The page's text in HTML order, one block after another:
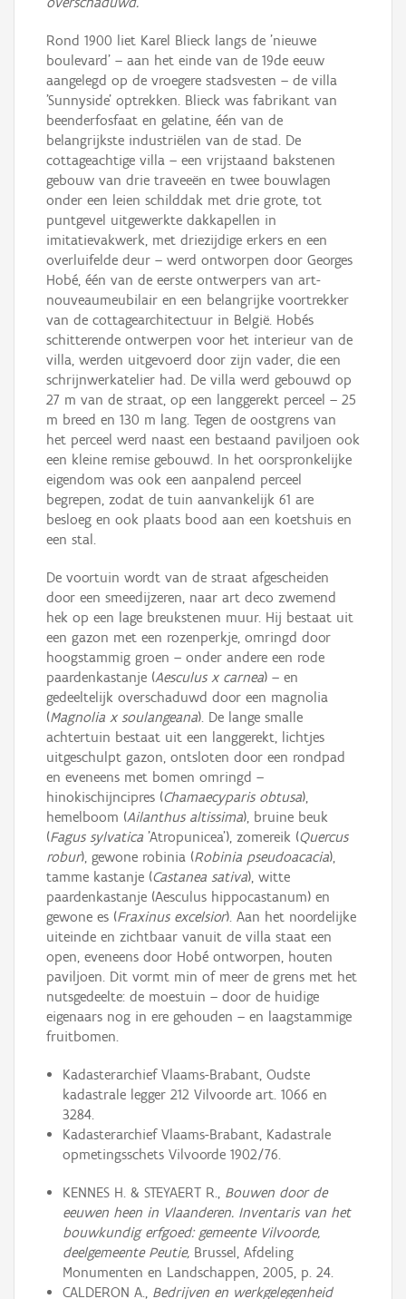
Rond 1900 liet Karel Blieck langs de 'nieuwe
boulevard' – aan het einde van de 19de eeuw
aangelegd op de vroegere stadsvesten – de villa
'Sunnyside' optrekken. Blieck was fabrikant van
beenderfosfaat en gelatine, één van de
belangrijkste in­dustriëlen van de stad. De
cottageachtige villa – een vrijstaand bakstenen
gebouw van drie traveeën en twee bouwlagen
onder een leien schilddak met drie grote, tot
puntgevel uitgewerkte dakkapellen in
imitatievakwerk, met driezijdige erkers en een
overluifelde deur – werd ontworpen door Georges
Hobé, één van de eerste ontwerpers van art-
nouveaumeubilair en een belangrijke voortrekker
van de cottagearchitectuur in België. Hobés
schitterende ontwerpen voor het interieur van de
villa, werden uitgevoerd door zijn vader, die een
schrijnwerkatelier had. De villa werd gebouwd op
27 m van de straat, op een langgerekt perceel – 25
m breed en 130 m lang. Tegen de oostgrens van
het perceel werd naast een bestaand paviljoen ook
een kleine remise gebouwd. In het oorspronkelijke
eigendom was ook een aanpalend perceel
begrepen, zodat de tuin aanvankelijk 61 are
besloeg en ook plaats bood aan een koetshuis en
een stal.
De voortuin wordt van de straat afgescheiden
door een smeedijzeren, naar art deco zwemend
hek op een lage breukstenen muur. Hij bestaat uit
een gazon met een rozenperkje, omringd door
hoogstammig groen – onder andere een rode
paardenkastanje (Aesculus x carnea) – en
gedeeltelijk overschaduwd door een magnolia
(Magnolia x soulangeana). De lange smalle
achtertuin bestaat uit een langgerekt, lichtjes
uitgeschulpt gazon, ontsloten door een rondpad
en eveneens met bomen omringd –
hinokischijncipres (Chamaecyparis obtusa),
hemelboom (Ailanthus altissima), bruine beuk
(Fagus sylvatica 'Atropunicea'), zomereik (Quercus
robur), gewone robinia (Robinia pseudoacacia),
tamme kastanje (Castanea sativa), witte
paardenkastanje (Aesculus hippocastanum) en
gewone es (Fraxinus excelsior). Aan het noordelijke
uiteinde en zichtbaar vanuit de villa staat een
open, eveneens door Hobé ontworpen, houten
paviljoen. Dit vormt min of meer de grens met het
nutsgedeelte: de moestuin – door de huidige
eigenaars nog in ere gehouden – en laagstammige
fruitbomen.
Kadasterarchief Vlaams-Brabant, Oudste
kadastrale legger 212 Vilvoorde art. 1066 en
3284.
Kadasterarchief Vlaams-Brabant, Kadastrale
opmetingsschets Vilvoorde 1902/76.
KENNES H. & STEYAERT R., Bouwen door de
eeuwen heen in Vlaanderen. Inventaris van het
bouwkundig erfgoed: gemeente Vilvoorde,
deelgemeente Peutie,Brussel, Afdeling
Monumenten en Landschappen, 2005, p. 24.
CALDERON A., Bedrijven en werkgelegenheid